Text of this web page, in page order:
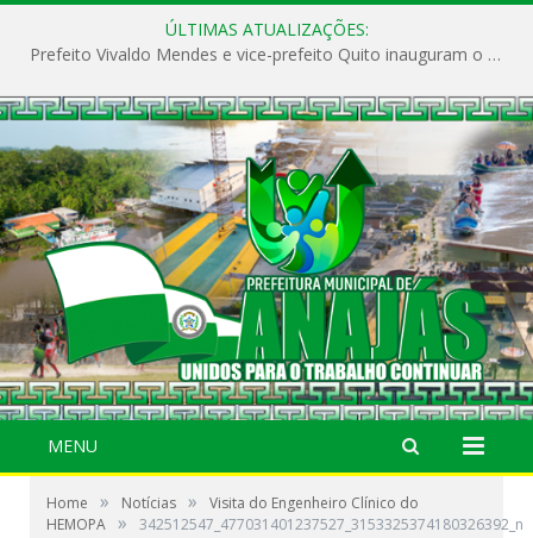
ÚLTIMAS ATUALIZAÇÕES:
Prefeito Vivaldo Mendes e vice-prefeito Quito inauguram o CAPS e fortalecem a saúde pública em Anajás.
MENU
Home » Notícias »
Visita do Engenheiro Clínico do
HEMOPA » 342512547_477031401237527_3153325374180326392_n